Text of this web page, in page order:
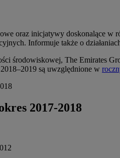
oraz inicjatywy doskonalące
Informuje także o
środowiskowej, The Emirates
są uwzględnione w
2017-2018